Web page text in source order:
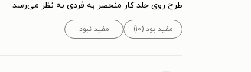
طرح روی جلد کار منحصر به فردی به نظر می‌رسد
مفید بود (۱۰) مفید نبود